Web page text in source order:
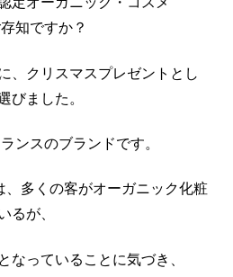
知ですか？
、クリスマスプレゼントとし
びました。
ンスのブランドです。
多くの客がオーガニック化粧
るが、
なっていることに気づき、